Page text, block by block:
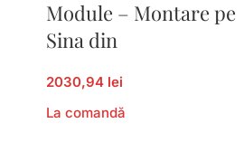
Module – Montare pe
Sina din
2030,94 lei
La comandă